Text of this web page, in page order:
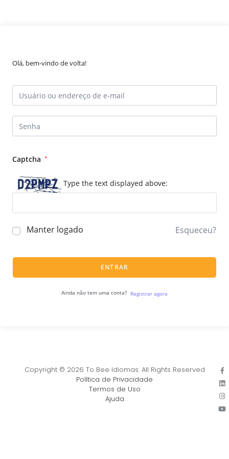
Olá, bem-vindo de volta!
Captcha *
Type the text displayed above:
Manter logado Esqueceu?
ENTRAR
Ainda não tem uma conta? Registrar agora
Copyright © 2026 To Bee Idiomas. All Rights Reserved
Política de Privacidade
Termos de Uso
Ajuda